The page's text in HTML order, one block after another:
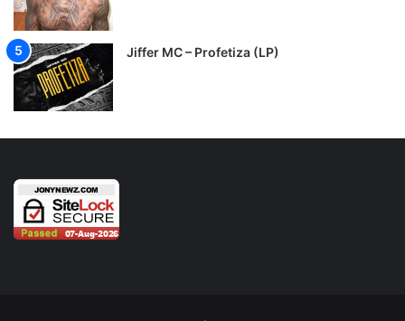
Jiffer MC – Profetiza (LP)